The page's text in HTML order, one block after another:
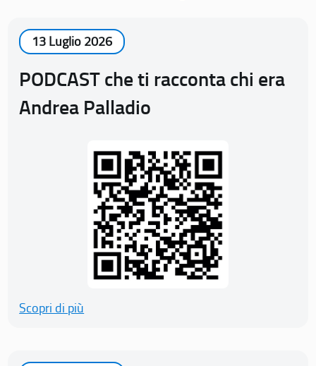
13 Luglio 2026
PODCAST che ti racconta chi era
Andrea Palladio
Scopri di più